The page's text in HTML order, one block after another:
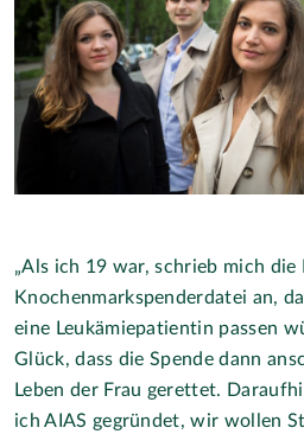
„Als ich 19 war, schrieb mich die
Knochenmarkspenderdatei an,
eine Leukämiepatientin passen
Glück, dass die Spende dann
Leben der Frau gerettet.
ich AIAS gegründet, wir wollen